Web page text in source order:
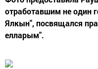
отработавшим не один
Ялкын", посвящался
елларым".